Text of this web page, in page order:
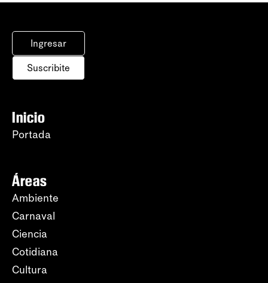
Ingresar
Suscribite
Inicio
Portada
Áreas
Ambiente
Carnaval
Ciencia
Cotidiana
Cultura